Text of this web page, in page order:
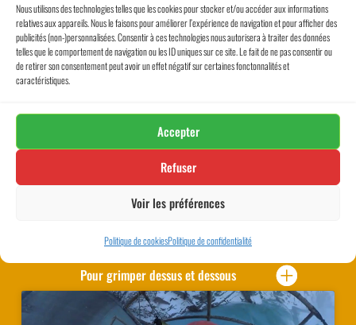
Nous utilisons des technologies telles que les cookies pour stocker et/ou accéder aux informations
relatives aux appareils. Nous le faisons pour améliorer l’expérience de navigation et pour afficher des
publicités (non-)personnalisées. Consentir à ces technologies nous autorisera à traiter des données
telles que le comportement de navigation ou les ID uniques sur ce site. Le fait de ne pas consentir ou
de retirer son consentement peut avoir un effet négatif sur certaines fonctonnalités et
caractéristiques.
Accepter
Refuser
Voir les préférences
Politique de cookiesPolitique de confidentialité
CONTROLE
DEPANNAGE
Pour grimper dessus et dessous